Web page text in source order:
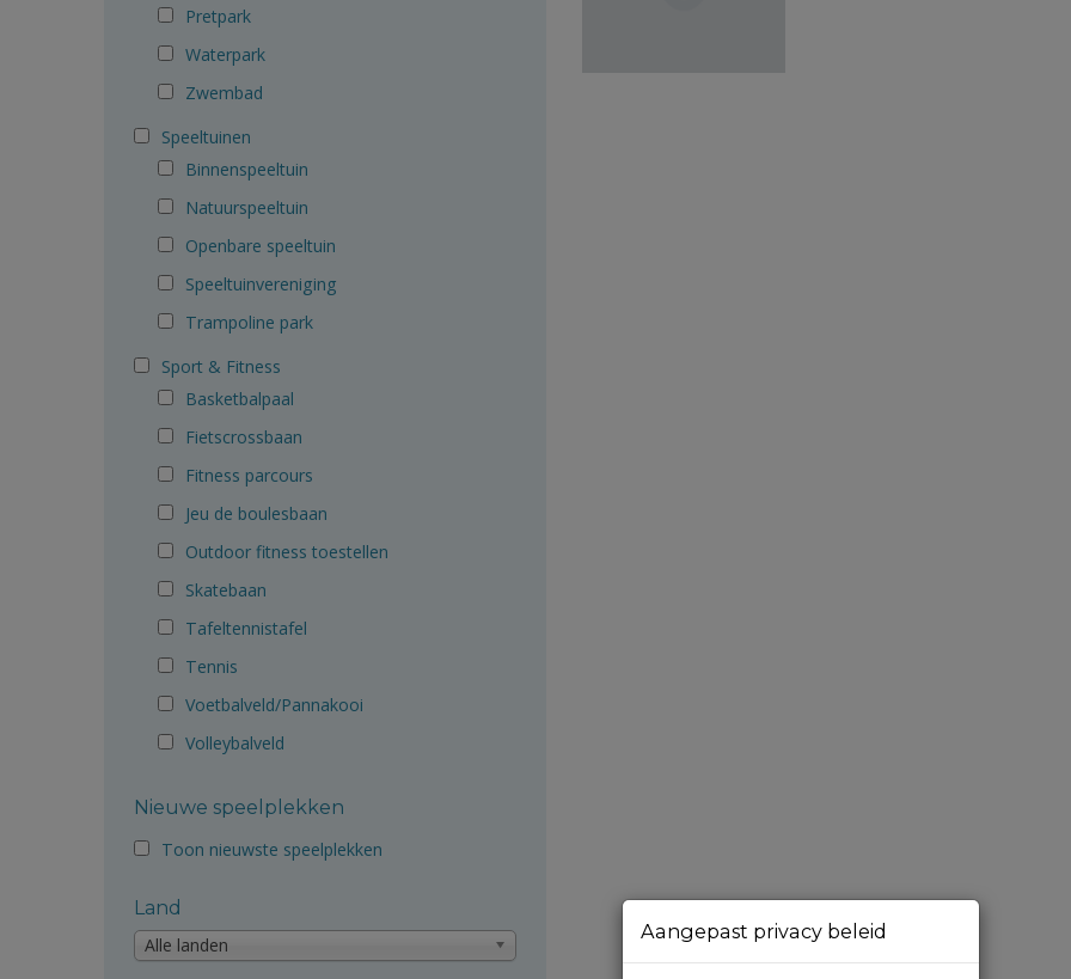
Pretpark
Waterpark
Zwembad
Speeltuinen
Binnenspeeltuin
Natuurspeeltuin
Openbare speeltuin
Speeltuinvereniging
Trampoline park
Sport & Fitness
Basketbalpaal
Fietscrossbaan
Fitness parcours
Jeu de boulesbaan
Outdoor fitness toestellen
Skatebaan
Tafeltennistafel
Tennis
Voetbalveld/Pannakooi
Volleybalveld
Nieuwe speelplekken
Toon nieuwste speelplekken
Land
Alle landen
Aangepast privacy beleid